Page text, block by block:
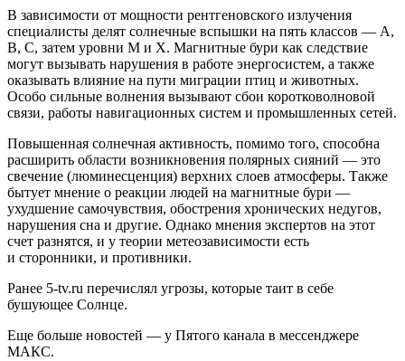
В зависимости от мощности рентгеновского излучения
специалисты делят солнечные вспышки на пять классов — A,
B, C, затем уровни M и X. Магнитные бури как следствие
могут вызывать нарушения в работе энергосистем, а также
оказывать влияние на пути миграции птиц и животных.
Особо сильные волнения вызывают сбои коротковолновой
связи, работы навигационных систем и промышленных сетей.
Повышенная солнечная активность, помимо того, способна
расширить области возникновения полярных сияний — это
свечение (люминесценция) верхних слоев атмосферы. Также
бытует мнение о реакции людей на магнитные бури —
ухудшение самочувствия, обострения хронических недугов,
нарушения сна и другие. Однако мнения экспертов на этот
счет разнятся, и у теории метеозависимости есть
и сторонники, и противники.
Ранее 5-tv.ru перечислял угрозы, которые таит в себе
бушующее Солнце.
Еще больше новостей — у Пятого канала в мессенджере
МАКС.